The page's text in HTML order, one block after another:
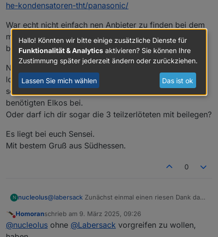
he-kondensatoren-tht/panasonic/
War echt nicht einfach nen Anbieter zu finden bei dem
man alle benötigten Elkos an einem Ort bekommt und
besonders der erste war echt nicht einfach zu finden.
Nun meine Frage, darf ich dir 3 von den defekten hm-
lc-dim1t-fm zusammen mit den beschafften Elkos
schicken? Ich lege auch in Anzahl >200% der
benötigten Elkos bei.
Oder darf ich dir sogar die 3 teilzerlöteten mit beilegen?
Es liegt bei euch Sensei.
Mit bestem Gruß aus Südhessen.
0
N nucleolus@labersack Zunächst einmal einen riesen Dank dass
Ich selber habe derzeit 6 Aktoren des Typs hm-lc-
dim1t-fm von denen einige in einer Art Bootloop
Ich habe nun bei 3 Aktoren angefangen selber die
Elkos zu entlöten nach Anleitung von
Nicht stören
Homoranschrieb am 9. März 2025, 09:26
zuletzt editiert von
@nucleolus ohne @Labersack vorgreifen zu wollen,
Hallo! Könnten wir bitte einige zusätzliche Dienste für
Funktionalität & Analytics aktivieren? Sie können Ihre
Zustimmung später jederzeit ändern oder zurückziehen.
Lassen Sie mich wählen Das ist ok